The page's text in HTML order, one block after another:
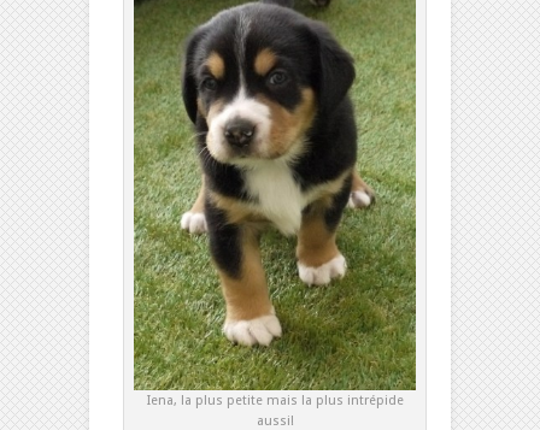
Iena, la plus petite mais la plus intrépide
aussi!